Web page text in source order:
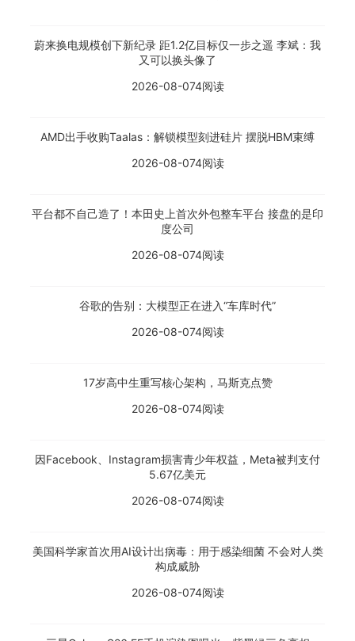
蔚来换电规模创下新纪录 距1.2亿目标仅一步之遥 李斌：我
又可以换头像了
2026-08-074阅读
AMD出手收购Taalas：解锁模型刻进硅片 摆脱HBM束缚
2026-08-074阅读
平台都不自己造了！本田史上首次外包整车平台 接盘的是印
度公司
2026-08-074阅读
谷歌的告别：大模型正在进入“车库时代”
2026-08-074阅读
17岁高中生重写核心架构，马斯克点赞
2026-08-074阅读
因Facebook、Instagram损害青少年权益，Meta被判支付
5.67亿美元
2026-08-074阅读
美国科学家首次用AI设计出病毒：用于感染细菌 不会对人类
构成威胁
2026-08-074阅读